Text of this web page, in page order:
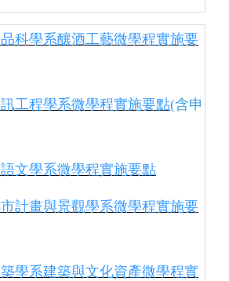
科學系釀酒工藝微學程實施要
工程學系微學程實施要點(含申
文學系微學程實施要點
計畫與景觀學系微學程實施要
學系建築與文化資產微學程實